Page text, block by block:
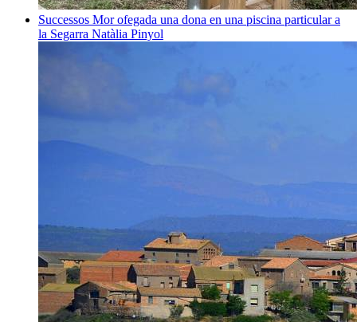
Successos Mor ofegada una dona en una piscina particular a
la Segarra Natàlia Pinyol